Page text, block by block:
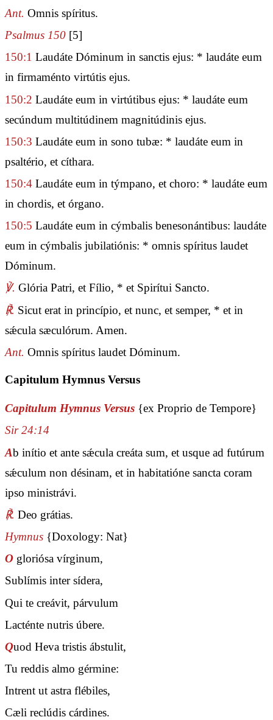
Ant. Omnis spíritus.
Psalmus 150 [5]
150:1 Laudáte Dóminum in sanctis ejus: * laudáte eum
in firmaménto virtútis ejus.
150:2 Laudáte eum in virtútibus ejus: * laudáte eum
secúndum multitúdinem magnitúdinis ejus.
150:3 Laudáte eum in sono tubæ: * laudáte eum in
psaltério, et cíthara.
150:4 Laudáte eum in týmpano, et choro: * laudáte eum
in chordis, et órgano.
150:5 Laudáte eum in cýmbalis benesonántibus: laudáte
eum in cýmbalis jubilatiónis: * omnis spíritus laudet
Dóminum.
℣. Glória Patri, et Fílio, * et Spirítui Sancto.
℟. Sicut erat in princípio, et nunc, et semper, * et in
sǽcula sæculórum. Amen.
Ant. Omnis spíritus laudet Dóminum.
Capitulum Hymnus Versus
Capitulum Hymnus Versus {ex Proprio de Tempore}
Sir 24:14
Ab inítio et ante sǽcula creáta sum, et usque ad futúrum
sǽculum non désinam, et in habitatióne sancta coram
ipso ministrávi.
℟. Deo grátias.
Hymnus {Doxology: Nat}
O gloriósa vírginum,
Sublímis inter sídera,
Qui te creávit, párvulum
Lacténte nutris úbere.
Quod Heva tristis ábstulit,
Tu reddis almo gérmine:
Intrent ut astra flébiles,
Cæli reclúdis cárdines.